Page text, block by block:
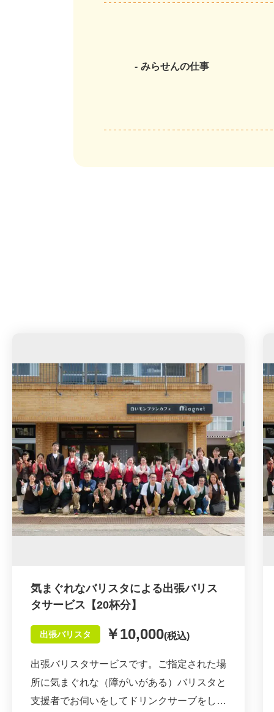
みらせんの仕事
気まぐれなバリスタによる出張バリス
タサービス【20杯分】
出張バリスタ ￥10,000(税込)
出張バリスタサービスです。ご指定された場
所に気まぐれな（障がいがある）バリスタと
支援者でお伺いをしてドリンクサーブをしま